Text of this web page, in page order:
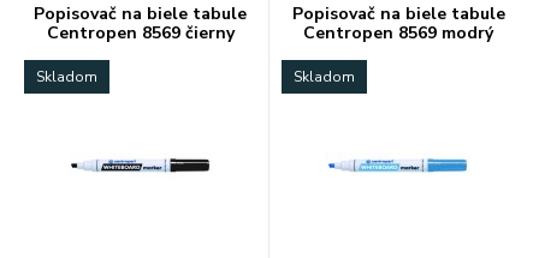
Popisovač na biele tabule
Centropen 8569 čierny
Skladom
Popisovač na biele tabule
Centropen 8569 modrý
Skladom